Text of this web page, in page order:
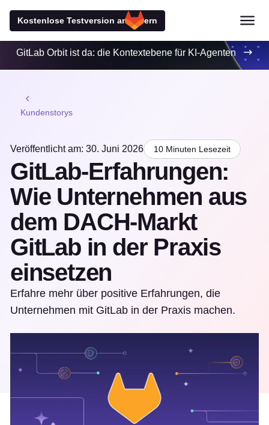
Kostenlose Testversion anfordern
GitLab Orbit ist da: die Kontextebene für KI-Agenten
Kundenstorys
Veröffentlicht am: 30. Juni 2026 10 Minuten Lesezeit
GitLab-Erfahrungen:
Wie Unternehmen aus
dem DACH-Markt
GitLab in der Praxis
einsetzen
Erfahre mehr über positive Erfahrungen, die
Unternehmen mit GitLab in der Praxis machen.